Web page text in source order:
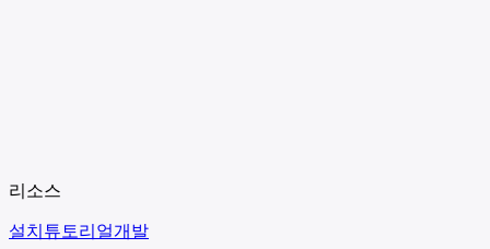
리소스
설치 튜토리얼개발